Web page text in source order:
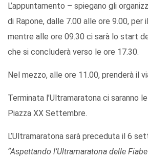
L’appuntamento – spiegano gli
di Rapone, dalle 7.00 alle ore 9.00,
mentre alle ore 09.30 ci sarà lo start
che si concluderà verso le ore 17.30.
Nel mezzo, alle ore 11.00, prenderà il
Terminata l’Ultramaratona ci saranno
Piazza XX Settembre.
L’Ultramaratona sarà preceduta il 6
“Aspettando l’Ultramaratona delle